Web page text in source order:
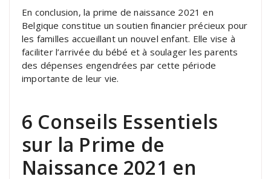
En conclusion, la prime de naissance 2021 en
Belgique constitue un soutien financier précieux pour
les familles accueillant un nouvel enfant. Elle vise à
faciliter l’arrivée du bébé et à soulager les parents
des dépenses engendrées par cette période
importante de leur vie.
6 Conseils Essentiels
sur la Prime de
Naissance 2021 en